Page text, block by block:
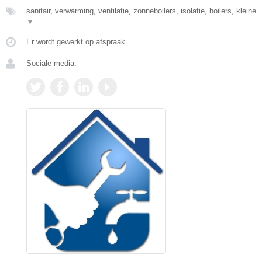
sanitair, verwarming, ventilatie, zonneboilers, isolatie, boilers, kleine
▼
Er wordt gewerkt op afspraak.
Sociale media: